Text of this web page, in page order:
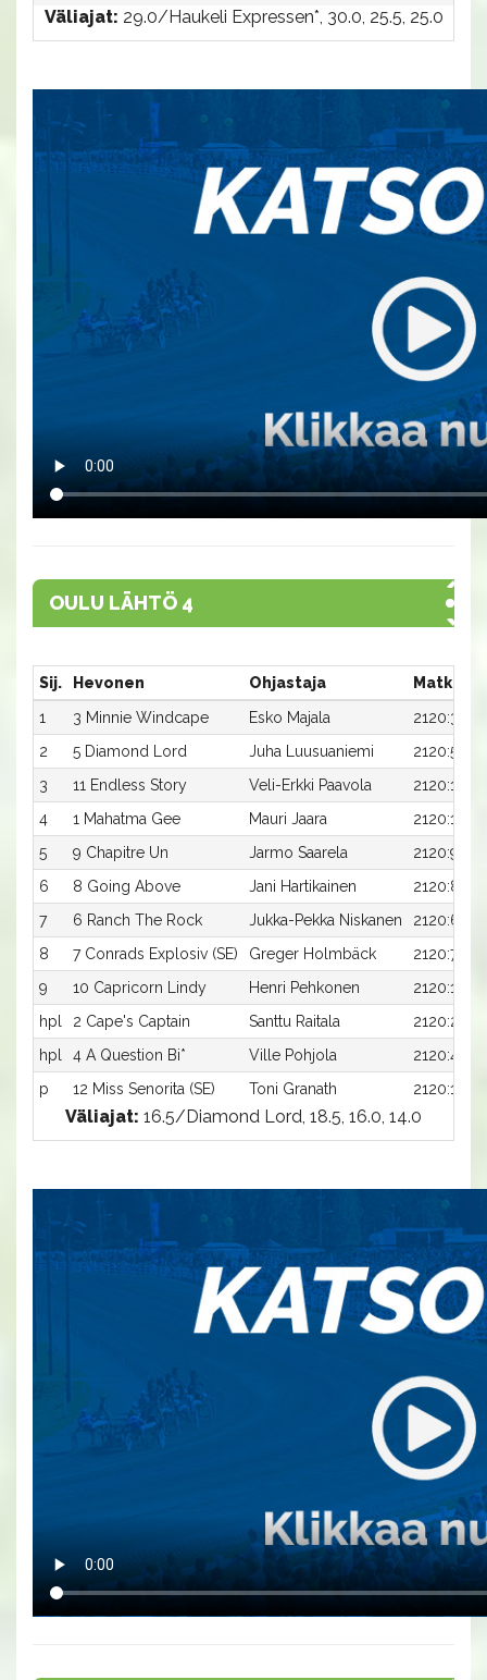
Väliajat: 29.0/Haukeli Expressen*, 30.0, 25.5, 25.0
OULU LÄHTÖ 4
Sij. Hevonen Ohjastaja
1
3 Minnie Windcape Esko Majala
2120:3
2
5 Diamond Lord Juha Luusuaniemi
2120:5
3
11 Endless Story Veli-Erkki Paavola
2120:11
4
1 Mahatma Gee Mauri Jaara
2120:1
5
9 Chapitre Un Jarmo Saarela
2120:9
6
8 Going Above Jani Hartikainen
2120:8
7
6 Ranch The Rock Jukka-Pekka Niskanen
2120:6
8
7 Conrads Explosiv (SE) Greger Holmbäck
2120:7
9
10 Capricorn Lindy Henri Pehkonen
2120:10
hpl
2 Cape's Captain Santtu Raitala
2120:2
hpl
4 A Question Bi* Ville Pohjola
2120:4
p
12 Miss Senorita (SE) Toni Granath 2120:12
Väliajat: 16.5/Diamond Lord, 18.5, 16.0, 14.0